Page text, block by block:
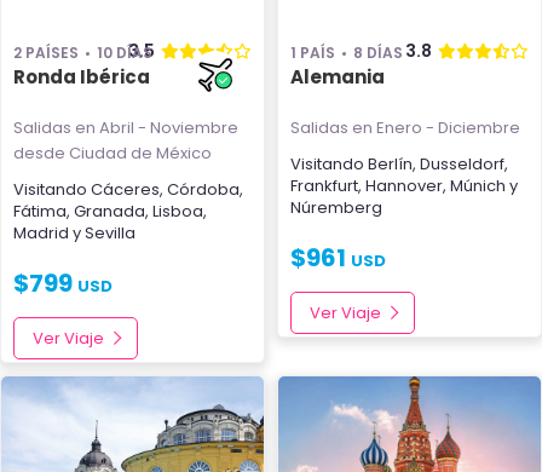
2 PAÍSES 10 DÍAS
3.5
Ronda Ibérica
Salidas en Abril - Noviembre
desde Ciudad de México
Visitando Cáceres, Córdoba,
Fátima, Granada, Lisboa,
Madrid ySevilla
$799 USD
Ver Viaje
1 PAÍS 8 DÍAS 3.8
Alemania
Salidas en Enero - Diciembre
Visitando Berlín, Dusseldorf,
Frankfurt, Hannover, Múnich y
Núremberg
$961 USD
Ver Viaje